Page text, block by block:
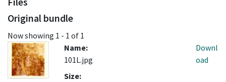
Original bundle
Now showing 1 - 1 of 1
Name:
101L.jpg
Size:
Downl
oad